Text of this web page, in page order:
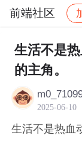
前端社区
社区 前端
生活不是
的主角。
2025-06-10
生活不是热血